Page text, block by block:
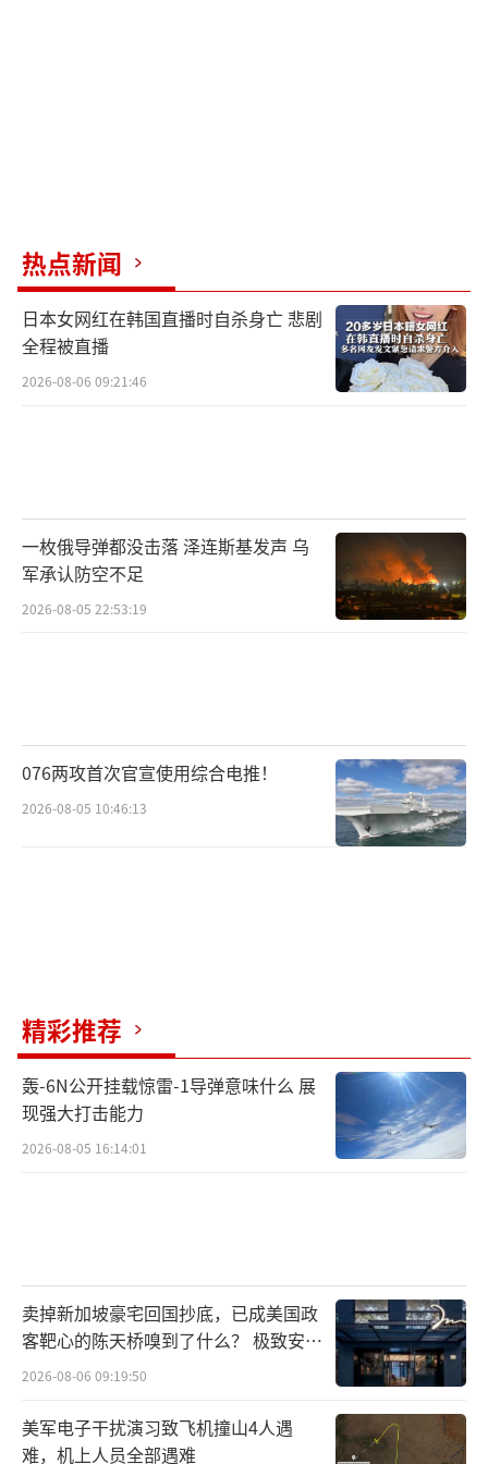
热点新闻
日本女网红在韩国直播时自杀身亡 悲剧
全程被直播
2026-08-06 09:21:46
一枚俄导弹都没击落 泽连斯基发声 乌
军承认防空不足
2026-08-05 22:53:19
076两攻首次官宣使用综合电推！
2026-08-05 10:46:13
精彩推荐
轰-6N公开挂载惊雷-1导弹意味什么 展
现强大打击能力
2026-08-05 16:14:01
卖掉新加坡豪宅回国抄底，已成美国政
客靶心的陈天桥嗅到了什么？ 极致安全
的追寻
2026-08-06 09:19:50
美军电子干扰演习致飞机撞山4人遇
难，机上人员全部遇难